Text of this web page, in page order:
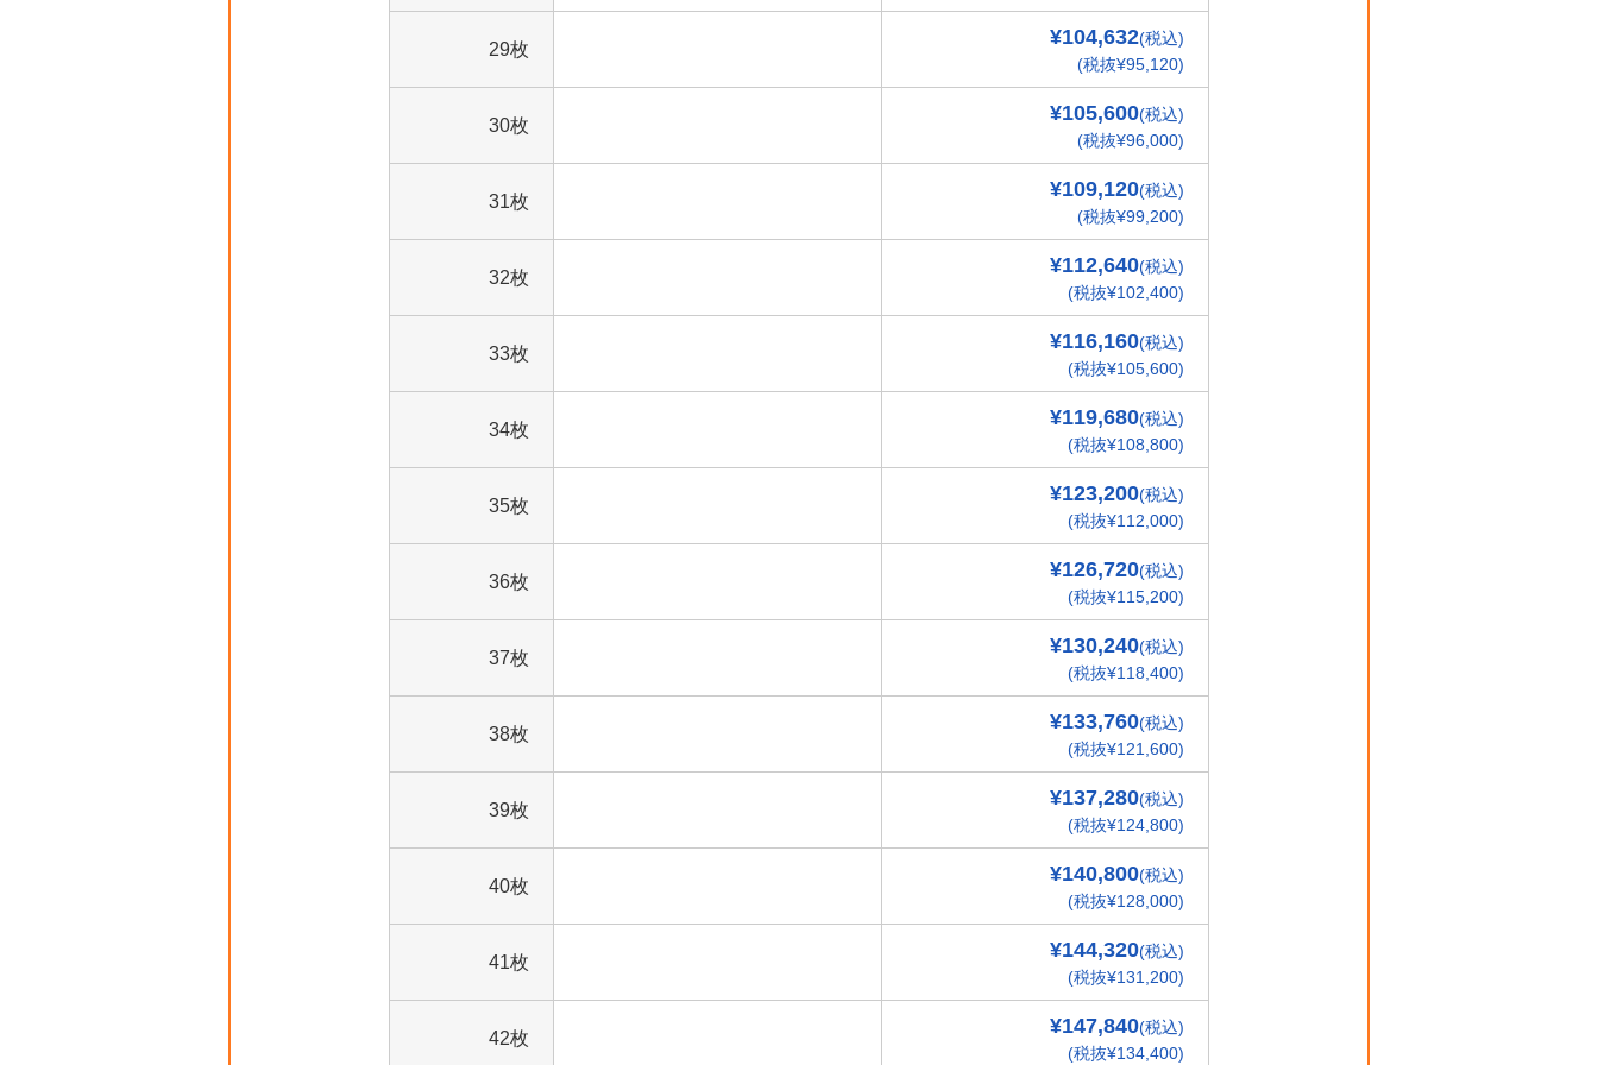
29枚
¥104,632(税込)
(税抜¥95,120)
30枚
¥105,600(税込)
(税抜¥96,000)
31枚
¥109,120(税込)
(税抜¥99,200)
32枚
¥112,640(税込)
(税抜¥102,400)
33枚
¥116,160(税込)
(税抜¥105,600)
34枚
¥119,680(税込)
(税抜¥108,800)
35枚
¥123,200(税込)
(税抜¥112,000)
36枚
¥126,720(税込)
(税抜¥115,200)
37枚
¥130,240(税込)
(税抜¥118,400)
38枚
¥133,760(税込)
(税抜¥121,600)
39枚
¥137,280(税込)
(税抜¥124,800)
40枚
¥140,800(税込)
(税抜¥128,000)
41枚
¥144,320(税込)
(税抜¥131,200)
42枚
¥147,840(税込)
(税抜¥134,400)